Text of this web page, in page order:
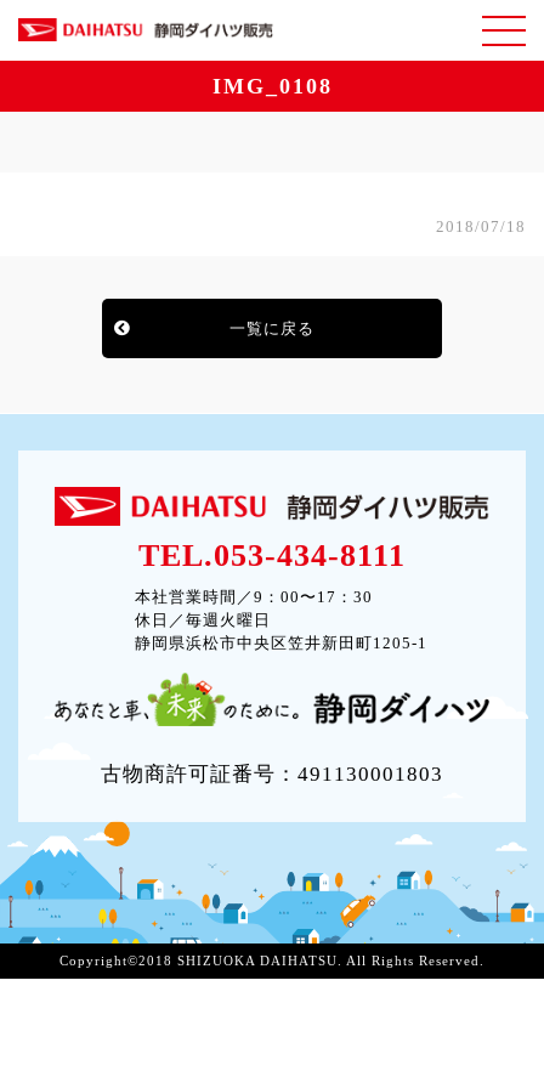
IMG_0108
2018/07/18
一覧に戻る
TEL.053-434-8111
本社営業時間／9：00〜17：30
休日／毎週火曜日
静岡県浜松市中央区笠井新田町1205-1
古物商許可証番号：491130001803
Copyright©2018 SHIZUOKA DAIHATSU. All Rights Reserved.